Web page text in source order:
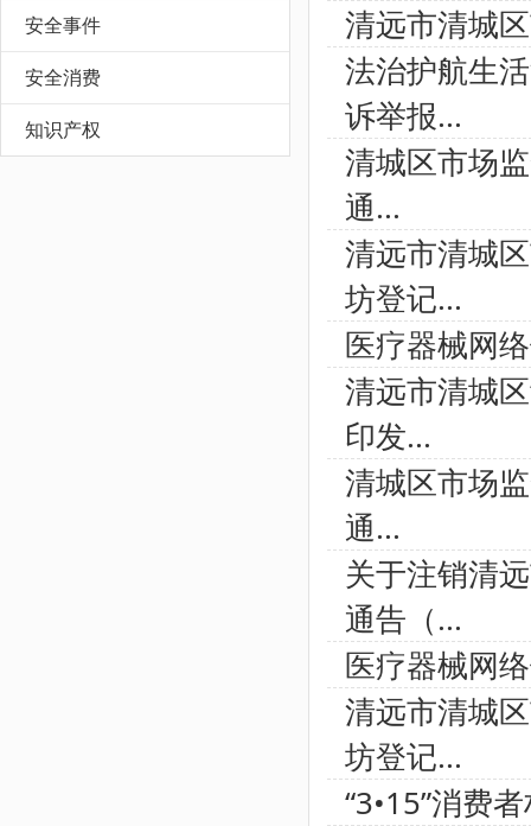
安全事件
安全消费
知识产权
清远市清城
法治护航生
诉举报...
清城区市场
通...
清远市清城
坊登记...
医疗器械网
清远市清城
印发...
清城区市场
通...
关于注销清
通告（...
医疗器械网
清远市清城
坊登记...
“3•15”消费